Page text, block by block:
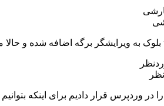
وردپرس قرار دادیم برای اینکه